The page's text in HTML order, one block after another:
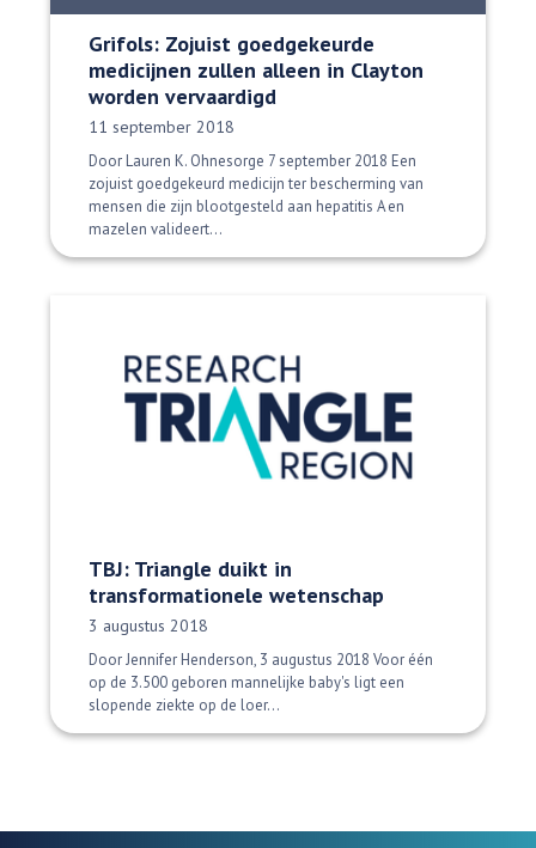
Grifols: Zojuist goedgekeurde
medicijnen zullen alleen in Clayton
worden vervaardigd
Datum gepubliceerd:
11 september 2018
Door Lauren K. Ohnesorge 7 september 2018 Een
zojuist goedgekeurd medicijn ter bescherming van
mensen die zijn blootgesteld aan hepatitis A en
mazelen valideert...
TBJ: Triangle duikt in
transformationele wetenschap
Datum gepubliceerd:
3 augustus 2018
Door Jennifer Henderson, 3 augustus 2018 Voor één
op de 3.500 geboren mannelijke baby's ligt een
slopende ziekte op de loer...